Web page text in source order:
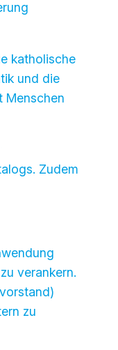
katholische
und die
Menschen
Zudem
verankern.
zu